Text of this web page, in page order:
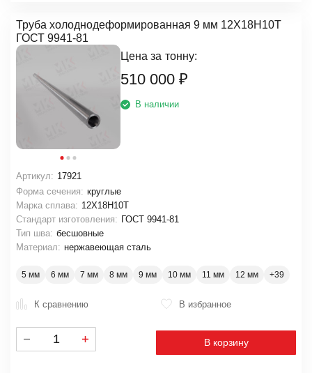
Труба холоднодеформированная 9 мм 12Х18Н10Т
ГОСТ 9941-81
Цена за тонну:
510 000 ₽
В наличии
Артикул: 17921
Форма сечения: круглые
Марка сплава: 12Х18Н10Т
Стандарт изготовления: ГОСТ 9941-81
Тип шва: бесшовные
Материал: нержавеющая сталь
5 мм 6 мм 7 мм 8 мм 9 мм 10 мм 11 мм 12 мм
К сравнению В избранное
В корзину